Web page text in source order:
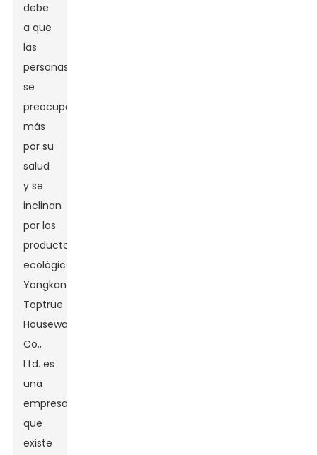
debe
a que
las
personas
se
preocupan
más
por su
salud
y se
inclinan
por los
productos
ecológicos.
Yongkang
Toptrue
Houseware
Co.,
Ltd. es
una
empresa
que
existe